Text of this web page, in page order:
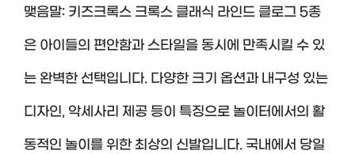
맺음말: 키즈크록스 크록스 클래식 라인드 클로그 5종
은 아이들의 편안함과 스타일을 동시에 만족시킬 수 있
는 완벽한 선택입니다. 다양한 크기 옵션과 내구성 있는
디자인, 악세사리 제공 등이 특징으로 놀이터에서의 활
동적인 놀이를 위한 최상의 신발입니다. 국내에서 당일